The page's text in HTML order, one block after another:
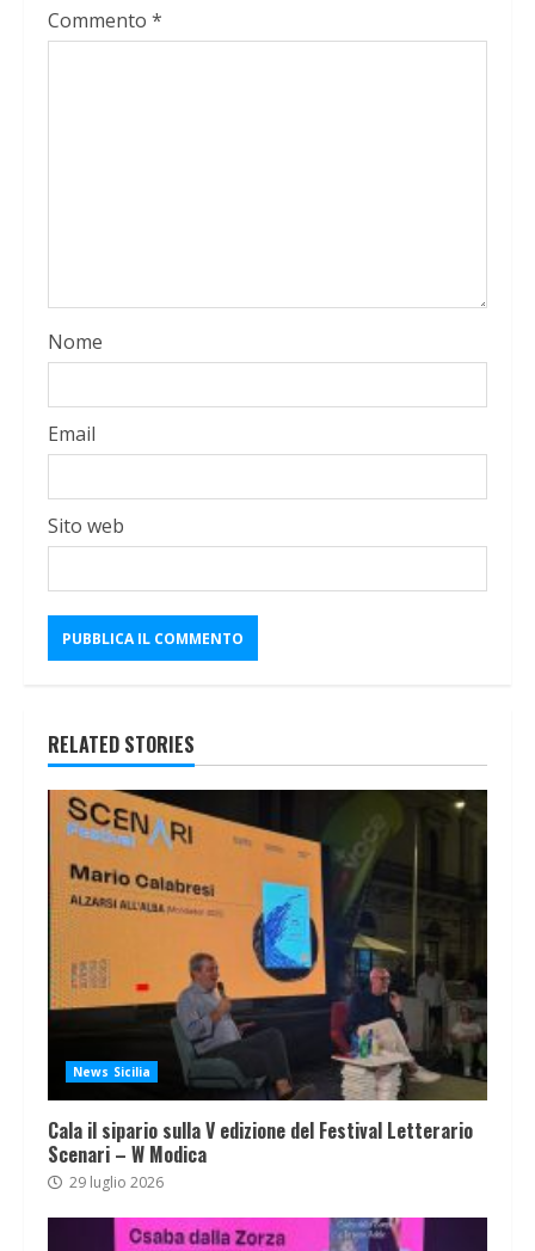
Commento *
Nome
Email
Sito web
RELATED STORIES
News Sicilia
Cala il sipario sulla V edizione del Festival Letterario
Scenari – W Modica
29 luglio 2026